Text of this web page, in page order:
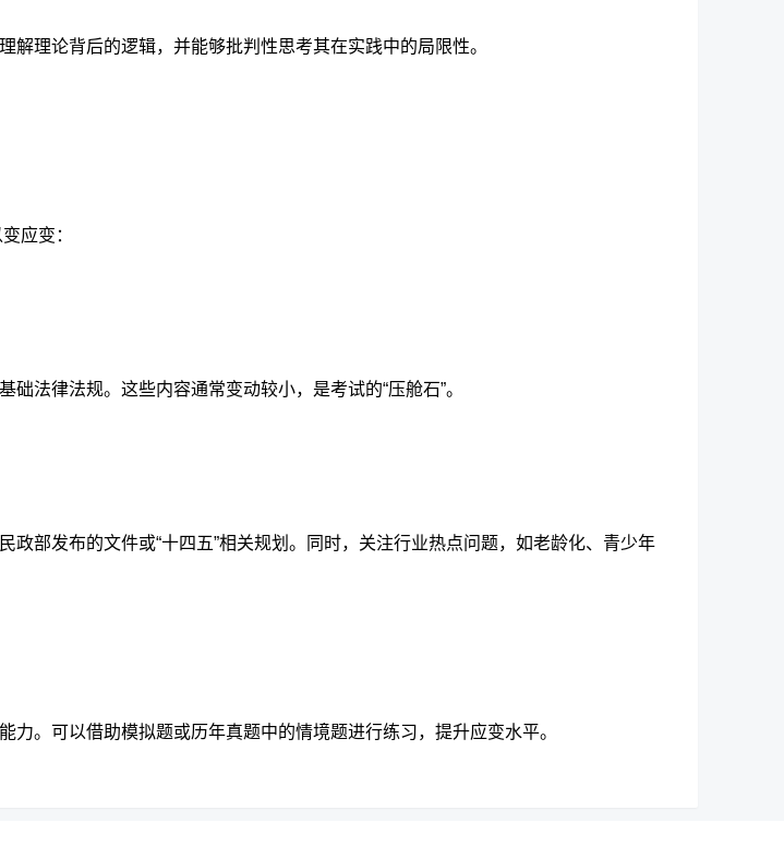
解理论背后的逻辑，并能够批判性思考其在实践中的局限性。
应变：
础法律法规。这些内容通常变动较小，是考试的“压舱石”。
政部发布的文件或“十四五”相关规划。同时， 关注行业热点问题，如老龄化、青少年
力。可以借助模拟题或历年真题中的情境题进行练习，提升应变水平。